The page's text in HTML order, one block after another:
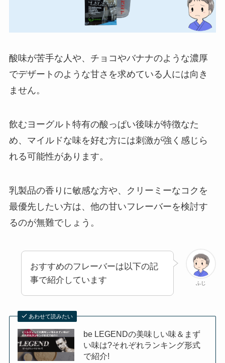
酸味が苦手な人や、チョコやバナナのような濃厚
でデザートのような甘さを求めている人には向き
ません。
飲むヨーグルト特有の酸っぱい後味が特徴なた
め、マイルドな味を好む方には刺激が強く感じら
れる可能性があります。
乳製品の香りに敏感な方や、クリーミーなコクを
最優先したい方は、他の甘いフレーバーを検討す
るのが無難でしょう。
ふじ
おすすめのフレーバーは以下の記
事で紹介しています
あわせて読みたい
be LEGENDの美味しい味＆まず
い味は?それぞれランキング形式
で紹介!